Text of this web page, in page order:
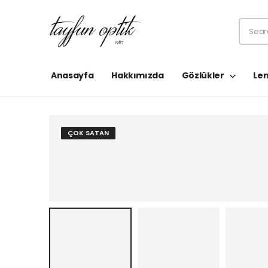
Anasayfa Hakkımızda Gözlükler
ÇOK SATAN